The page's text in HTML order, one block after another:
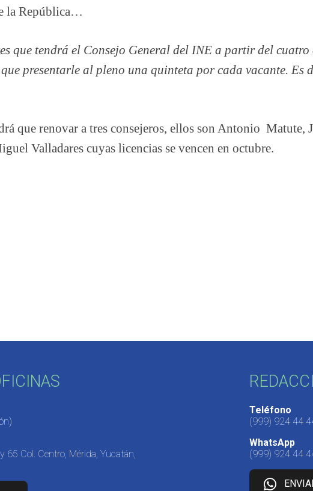
la República…
que tendrá el Consejo General del INE a partir del cuatro
presentarle al pleno una quinteta por cada vacante. Es
que renovar a tres consejeros, ellos son Antonio Matute,
Valladares cuyas licencias se vencen en octubre.
65 Col. Centro, Mérida, Yucatán,
Teléfono
(999) 924 44
WhatsApp
(999) 924 44